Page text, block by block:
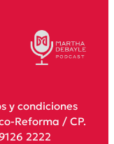
y condiciones
Reforma / CP.
2222